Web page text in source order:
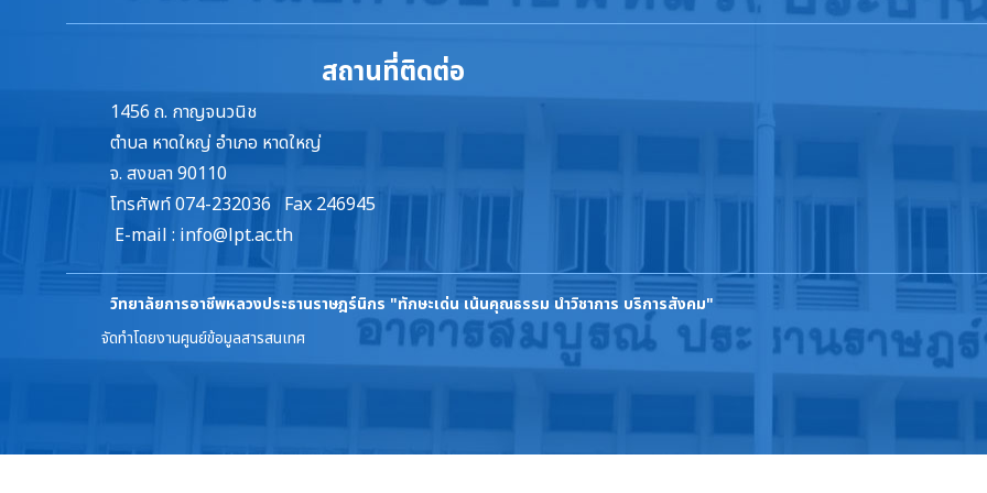
สถานที่ติดต่อ
1456 ถ. กาญจนวนิช
ตำบล หาดใหญ่ อำเภอ หาดใหญ่
จ. สงขลา 90110
โทรศัพท์ 074-232036 Fax 246945
E-mail : info@lpt.ac.th
วิทยาลัยการอาชีพหลวงประธานราษฎร์นิกร"ทักษะเด่น เน้นคุณธรรม นำวิชาการ บริการสังคม"
จัดทำโดยงานศูนย์ข้อมูลสารสนเทศ